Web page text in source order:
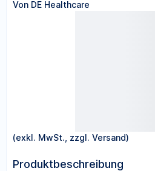
Von DE Healthcare
(exkl. MwSt., zzgl. Versand)
Produktbeschreibung